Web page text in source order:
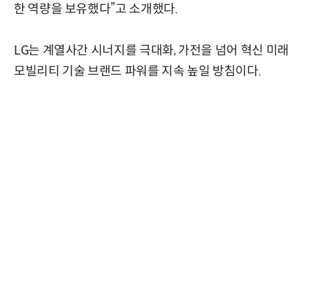
한 역량을 보유했다”고 소개했다.
LG는 계열사간 시너지를 극대화, 가전을 넘어 혁신 미래
모빌리티 기술 브랜드 파워를 지속 높일 방침이다.